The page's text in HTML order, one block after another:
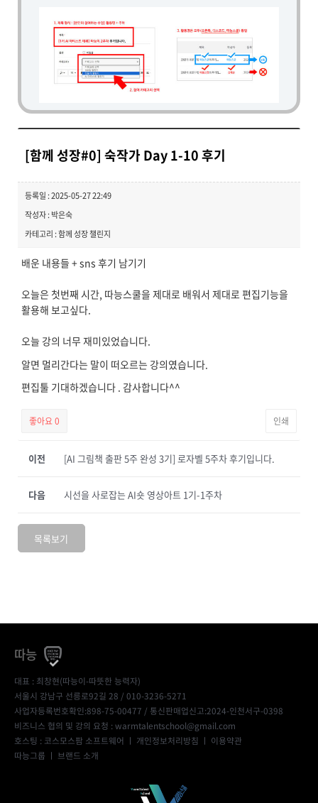
[함께 성장#0] 숙작가 Day 1-10 후기
등록일 : 2025-05-27 22:49
작성자 : 박은숙
카테고리 : 함께 성장 챌린지
배운 내용들 + sns 후기 남기기
오늘은 첫번째 시간, 따능스쿨을 제대로 배워서 제대로 편집기능을
활용해 보고싶다.
오늘 강의 너무 재미있었습니다.
알면 멀리간다는 말이 떠오르는 강의였습니다.
편집툴 기대하겠습니다 . 감사합니다^^
좋아요0 인쇄
이전 [AI 그림책 출판 5주 완성 3기] 로자벨 5주차 후기입니다.
시선을 사로잡는 AI숏 영상아트 1기-1주차
다음
목록보기
따능
대표 : 최창현(따능이-따뜻한 능력자)
서울시 강남구 선릉로92길 28 / 010-3236-5271
사업자등록번호확인:898-75-00477 / 통신판매업신고:2024-인천서구-0398
비즈니스 협의 및 강의 요청 : warmtalentschool@gmail.com
호스팅 : 코스모스팜 소프트웨어 ㅣ 개인정보처리방침 ㅣ 이용약관
따능그룹 ㅣ 브랜드 소개